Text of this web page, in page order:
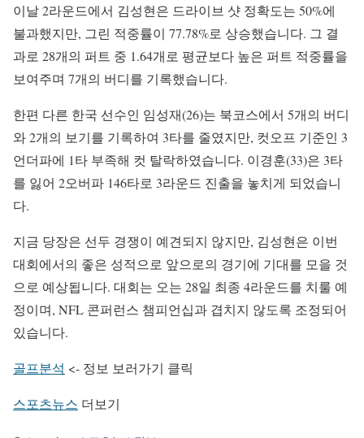
이날 2라운드에서 김성현은 드라이브 샷 정확도는 50%에
불과했지만, 그린 적중률이 77.78%로 상승했습니다. 그 결
과로 28개의 퍼트 중 1.64개로 평균보다 높은 퍼트 적중률을
보여주며 7개의 버디를 기록했습니다.
한편 다른 한국 선수인 임성재(26)는 북코스에서 5개의 버디
와 2개의 보기를 기록하여 3타를 줄였지만, 컷오프 기준인 3
언더파에 1타 부족해 컷 탈락하였습니다. 이경훈(33)은 3타
를 잃어 2오버파 146타로 3라운드 진출을 놓치게 되었습니
다.
지금 당장은 선두 경쟁이 예견되지 않지만, 김성현은 이번
대회에서의 좋은 성적으로 앞으로의 경기에 기대를 모을 것
으로 예상됩니다. 대회는 오는 28일 최종 4라운드를 치룰 예
정이며, NFL 콘퍼런스 챔피언십과 겹치지 않도록 조정되어
있습니다.
골프분석 <- 정보 보러가기 클릭
스포츠뉴스 더보기